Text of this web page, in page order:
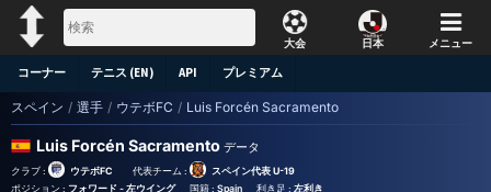
大会 日本 メニュー
コーナー テニス (EN) API プレミアム
スペイン / 選手 / ウテボFC / Luis Forcén Sacramento
Luis Forcén Sacramento データ
クラブ : ウテボFC 代表チーム :
スペイン代表 U-19
ポジション : フォワード - 左ウイング 国籍 :Spain 利き足 :左利き